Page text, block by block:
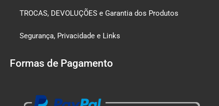
TROCAS, DEVOLUÇÕES e Garantia dos Produtos
Segurança, Privacidade e Links
Formas de Pagamento